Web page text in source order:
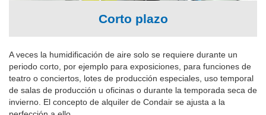
Corto plazo
A veces la humidificación de aire solo se requiere durante un
periodo corto, por ejemplo para exposiciones, para funciones de
teatro o conciertos, lotes de producción especiales, uso temporal
de salas de producción u oficinas o durante la temporada seca de
invierno. El concepto de alquiler de Condair se ajusta a la